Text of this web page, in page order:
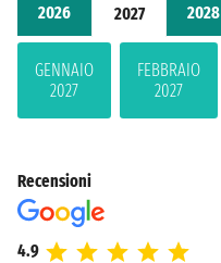
2026 2027 2028
GENNAIO
2027
FEBBRAIO
2027
Recensioni
4.9